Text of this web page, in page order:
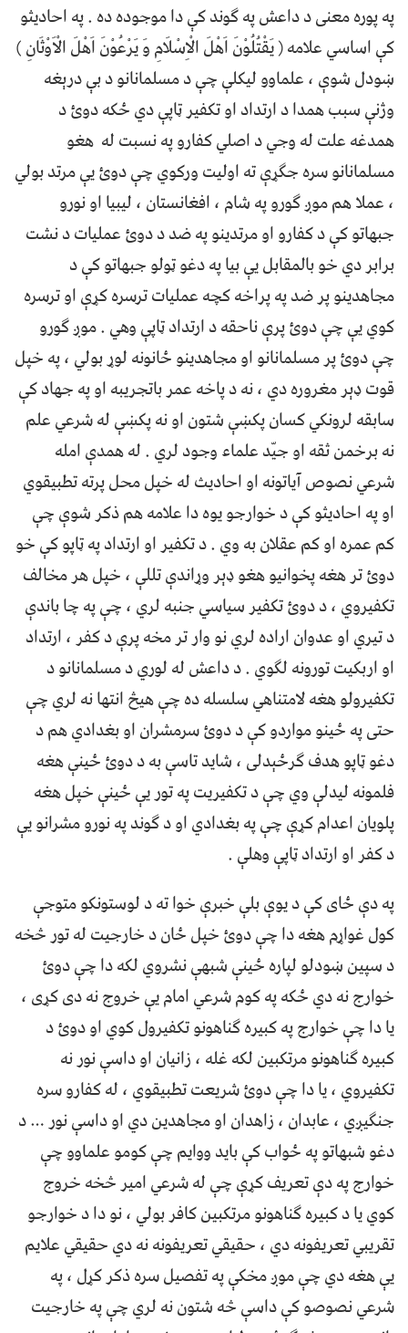
په پوره معنی د داعش په ګوند کې دا موجوده ده . په احادیثو
کې اساسي علامه ( یَقْتُلُوْنَ اَهْلَ الْاِسْلَامِ وَ یَرْعُوْنَ اَهْلَ الْاَوْثَانِ )
ښودل شوې ، علماوو لیکلې چې د مسلمانانو د بې درېغه
وژنې سبب همدا د ارتداد او تکفیر ټاپې دي ځکه دوئ د
همدغه علت له وجي د اصلي کفارو په نسبت له هغو
مسلمانانو سره جګړې ته اولیت ورکوي چې دوئ یې مرتد بولي
، عملا هم موږ ګورو په شام ، افغانستان ، لیبیا او نورو
جبهاتو کې د کفارو او مرتدینو په ضد د دوئ عملیات د نشت
برابر دي خو بالمقابل یې بیا په دغو ټولو جبهاتو کې د
مجاهدینو پر ضد په پراخه کچه عملیات ترسره کړې او ترسره
کوي یې چې دوئ پرې ناحقه د ارتداد ټاپې وهي . موږ ګورو
چې دوئ پر مسلمانانو او مجاهدینو ځانونه لوړ بولي ، په خپل
قوت ډېر مغروره دي ، نه د پاخه عمر باتجریبه او په جهاد کې
سابقه لرونکي کسان پکښې شتون او نه پکښې له شرعي علم
نه برخمن ثقه او جیّد علماء وجود لري . له همدې امله
شرعي نصوص آیاتونه او احادیث له خپل محل پرته تطبیقوي
او په احادیثو کې د خوارجو یوه دا علامه هم ذکر شوې چې
کم عمره او کم عقلان به وي . د تکفیر او ارتداد په ټاپو کې خو
دوئ تر هغه پخوانیو هغو ډېر وړاندې تللې ، خپل هر مخالف
تکفیروي ، د دوئ تکفیر سیاسي جنبه لري ، چې په چا باندې
د تیري او عدوان اراده لري نو وار تر مخه پرې د کفر ، ارتداد
او اربکیت تورونه لګوي . د داعش له لوري د مسلمانانو د
تکفیرولو هغه لامتناهي سلسله ده چې هیڅ انتها نه لري چې
حتی په ځینو مواردو کې د دوئ سرمشران او بغدادي هم د
دغو ټاپو هدف ګرځېدلی ، شاید تاسې به د دوئ ځینې هغه
فلمونه لیدلې وي چې د تکفیریت په تور یې ځینې خپل هغه
پلویان اعدام کړې چې په بغدادي او د ګوند په نورو مشرانو یې
د کفر او ارتداد ټاپې وهلې .
په دې ځای کې د یوې بلې خبرې خوا ته د لوستونکو متوجې
کول غواړم هغه دا چې دوئ خپل ځان د خارجیت له تور څخه
د سپین ښودلو لپاره ځینې شبهې نشروي لکه دا چې دوئ
خوارج نه دي ځکه په کوم شرعي امام یې خروج نه دی کړی ،
یا دا چې خوارج په کبيره ګناهونو تکفیرول کوي او دوئ د
کبیره ګناهونو مرتکبین لکه غله ، زانیان او داسې نور نه
تکفیروي ، یا دا چې دوئ شریعت تطبیقوي ، له کفارو سره
جنګیږي ، عابدان ، زاهدان او مجاهدین دي او داسې نور … د
دغو شبهاتو په ځواب کې باید ووایم چې کومو علماوو چې
خوارج په دې تعریف کړې چې له شرعي امیر څخه خروج
کوي یا د کبیره ګناهونو مرتکبین کافر بولي ، نو دا د خوارجو
تقریبي تعریفونه دي ، حقیقي تعریفونه نه دي حقیقي علایم
یې هغه دي چې موږ مخکې په تفصیل سره ذکر کړل ، په
شرعي نصوصو کې داسې څه شتون نه لري چې په خارجیت